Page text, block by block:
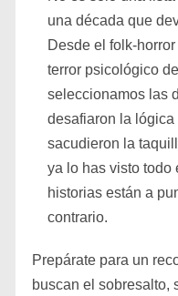
una década que
Desde el folk-
terror psicológico
seleccionamos las
desafiaron la
sacudieron la
ya lo has visto todo
historias están a
contrario.
Prepárate para un
buscan el sobresalto,